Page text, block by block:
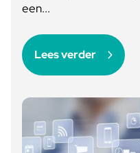
een...
Lees verder